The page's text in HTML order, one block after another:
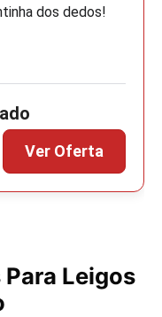
dos dedos!
Leigos